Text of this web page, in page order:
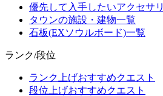
優先して入手したいアクセサリ
タウンの施設・建物一覧
石板(EXソウルボード)一覧
ランク/段位
ランク上げおすすめクエスト
段位上げおすすめクエスト